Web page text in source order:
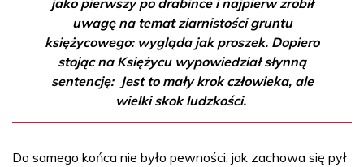
uwagę na temat ziarnistości gruntu
księżycowego: wygląda jak proszek. Dopiero
stojąc na Księżycu wypowiedział słynną
sentencję: Jest to mały krok człowieka, ale
wielki skok ludzkości.
Do samego końca nie było pewności, jak zachowa się pył